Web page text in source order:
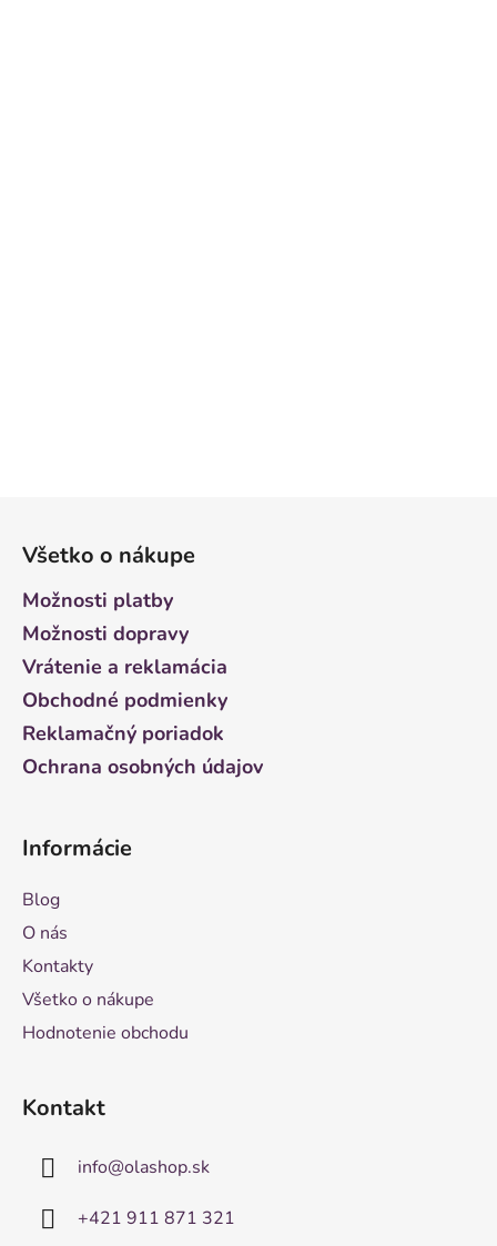
Všetko o nákupe
Možnosti platby
Možnosti dopravy
Vrátenie a reklamácia
Obchodné podmienky
Reklamačný poriadok
Ochrana osobných údajov
Informácie
Blog
O nás
Kontakty
Všetko o nákupe
Hodnotenie obchodu
Kontakt
info@olashop.sk
+421 911 871 321